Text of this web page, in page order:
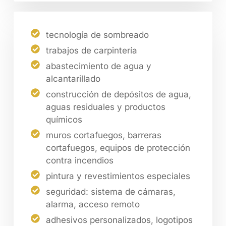
tecnología de sombreado
trabajos de carpintería
abastecimiento de agua y
alcantarillado
construcción de depósitos de agua,
aguas residuales y productos
químicos
muros cortafuegos, barreras
cortafuegos, equipos de protección
contra incendios
pintura y revestimientos especiales
seguridad: sistema de cámaras,
alarma, acceso remoto
adhesivos personalizados, logotipos